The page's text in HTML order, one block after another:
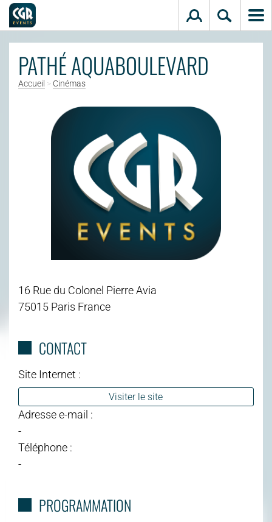
Aller au contenu principal
PATHÉ AQUABOULEVARD
Accueil > Cinémas
16 Rue du Colonel Pierre Avia
75015 Paris France
CONTACT
Site Internet :
Visiter le site
Adresse e-mail :
-
Téléphone :
-
PROGRAMMATION